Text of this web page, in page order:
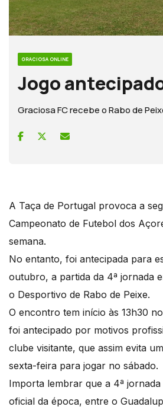
GRACIOSA ONLINE
Jogo
Graciosa FC recebe o Rabo de
A Taça de Portugal provoca a
Campeonato de Futebol dos
semana.
No entanto, foi antecipada para
outubro, a partida da 4ª jornada
o Desportivo de Rabo de Peixe.
O encontro tem início às 13h30
foi antecipado por motivos
clube visitante, que assim evita
sexta-feira para jogar no sábado.
Importa lembrar que a 4ª
oficial da época, entre o